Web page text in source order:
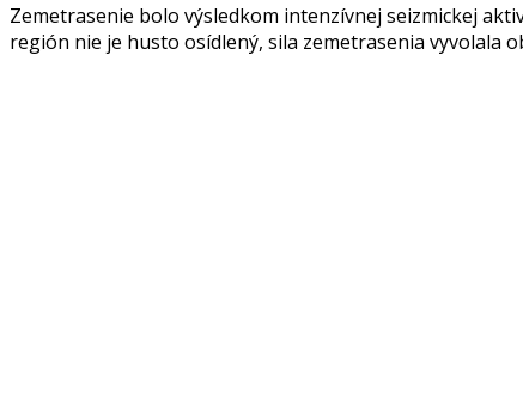
Zemetrasenie bolo výsledkom intenzívnej seizmickej
región nie je husto osídlený, sila zemetrasenia vyvolala